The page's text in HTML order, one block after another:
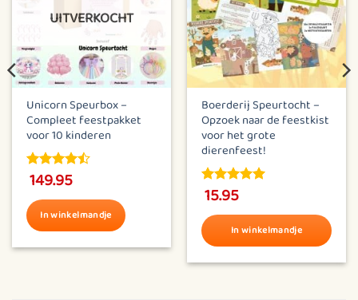
UITVERKOCHT
Unicorn Speurbox –
Compleet feestpakket
voor 10 kinderen
4.5out of
149.95
In winkelmandje
Boerderij Speurtocht –
Opzoek naar de feestkist
voor het grote
dierenfeest!
5.00out of
15.95
In winkelmandje